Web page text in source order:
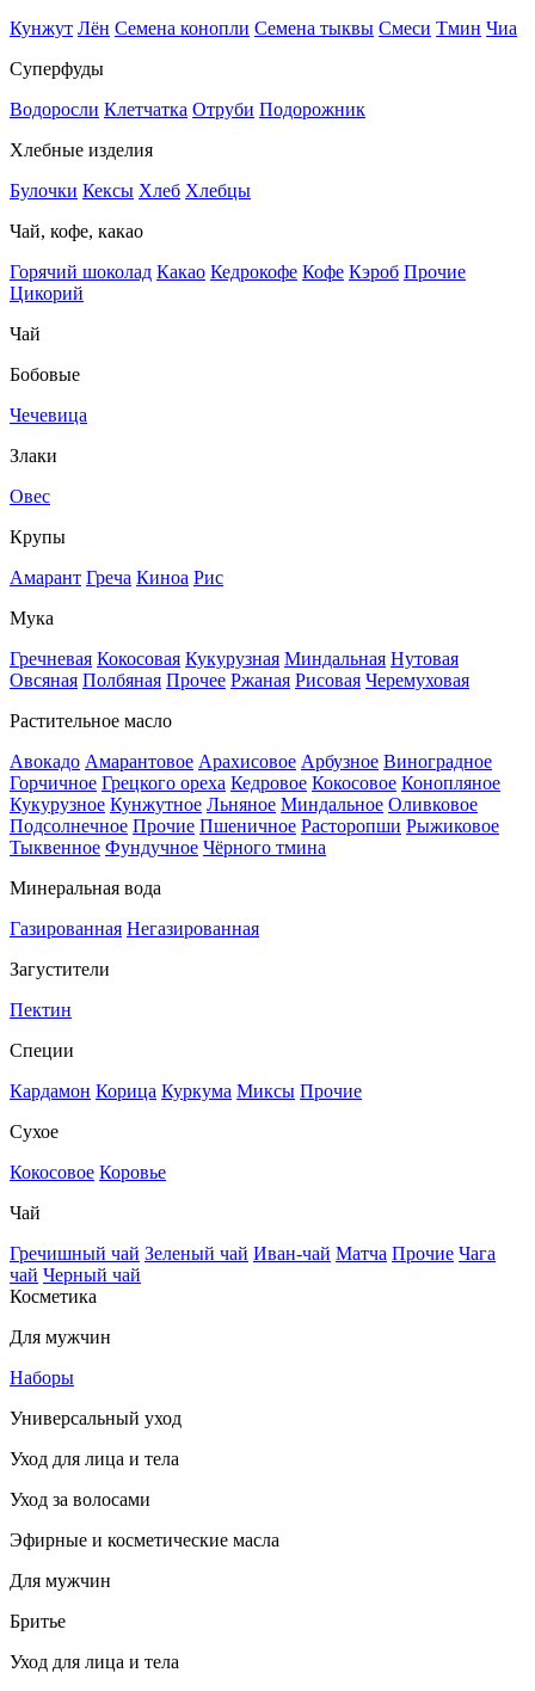
Кунжут Лён Семена конопли Семена тыквы Смеси Тмин Чиа
Суперфуды
Водоросли Клетчатка Отруби Подорожник
Хлебные изделия
Булочки Кексы Хлеб Хлебцы
Чай, кофе, какао
Горячий шоколад Какао Кедрокофе Кофе Кэроб Прочие
Цикорий
Чай
Бобовые
Чечевица
Злаки
Овес
Крупы
Амарант Греча Киноа Рис
Мука
Гречневая Кокосовая Кукурузная Миндальная Нутовая
Овсяная Полбяная Прочее Ржаная Рисовая Черемуховая
Растительное масло
Авокадо Амарантовое Арахисовое Арбузное Виноградное
Горчичное Грецкого ореха Кедровое Кокосовое Конопляное
Кукурузное Кунжутное Льняное Миндальное Оливковое
Подсолнечное Прочие Пшеничное Расторопши Рыжиковое
Тыквенное Фундучное Чёрного тмина
Минеральная вода
Газированная Негазированная
Загустители
Пектин
Специи
Кардамон Корица Куркума Миксы Прочие
Сухое
Кокосовое Коровье
Чай
Гречишный чай Зеленый чай Иван-чай Матча Прочие Чага
чай Черный чай
Косметика
Для мужчин
Наборы
Универсальный уход
Уход для лица и тела
Уход за волосами
Эфирные и косметические масла
Для мужчин
Бритье
Уход для лица и тела